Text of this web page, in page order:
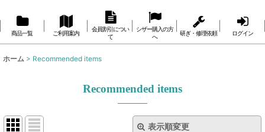
商品一覧 ご利用案内
会員割引につい
て
シザー購入の方
へ
研ぎ・修理依頼 ログイン
ホーム > Recommended items
Recommended items
表示順変更